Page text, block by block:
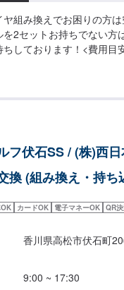
ヤ組み換えでお困りの方
を2セットお持ちでない方
ちしております！<費用目
フ伏石SS / (株)西
換 (組み換え・持ち
カードOK 電子マネーOK QR
香川県高松市伏石町
9:00 ~ 17:30